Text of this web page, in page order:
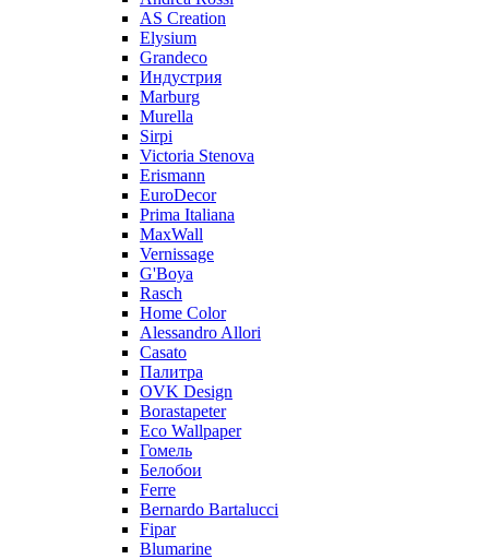
AS Creation
Elysium
Grandeco
Индустрия
Marburg
Murella
Sirpi
Victoria Stenova
Erismann
EuroDecor
Prima Italiana
MaxWall
Vernissage
G'Boya
Rasch
Home Color
Alessandro Allori
Casato
Палитра
OVK Design
Borastapeter
Eco Wallpaper
Гомель
Белобои
Ferre
Bernardo Bartalucci
Fipar
Blumarine